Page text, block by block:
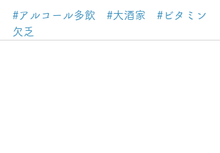
#アルコール多飲 #大酒家
#ビタミン
欠乏